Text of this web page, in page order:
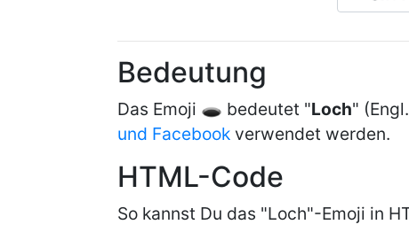
Bedeutung
Das Emoji 🕳 bedeutet "Loch"
und Facebook verwendet werden.
HTML-Code
So kannst Du das "Loch"-Emoji in